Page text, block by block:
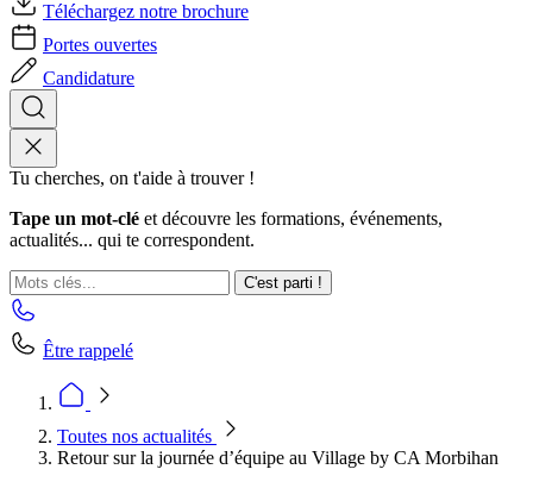
Téléchargez notre brochure
Portes ouvertes
Candidature
Tu cherches, on t'aide à trouver !
Tape un mot-clé et découvre les formations, événements,
actualités... qui te correspondent.
C'est parti !
Être rappelé
Toutes nos actualités
Retour sur la journée d’équipe au Village by CA Morbihan